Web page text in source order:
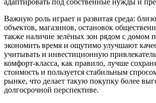
Важную роль играет и развитая среда:
объектов, магазинов, остановок
также наличие зелёных зон рядом с домом
экономить время и ощутимо улучшают
учитывать и инвестиционную
комфорт-класса, как правило, лучше
стоимость и пользуется стабильным
рынке, что делает такую покупку более
долгосрочной перспективе.